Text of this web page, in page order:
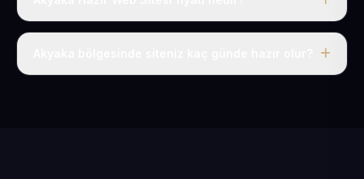
Tek fiyat uygulanır: yıllık 50 USD + KDV. Bu bedele alan